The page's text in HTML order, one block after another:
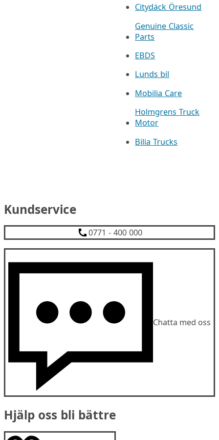
Citydäck Öresund
Genuine Classic
Parts
EBDS
Lunds bil
Mobilia Care
Holmgrens Truck
Motor
Bilia Trucks
Kundservice
0771 - 400 000
Chatta med oss
Hjälp oss bli bättre